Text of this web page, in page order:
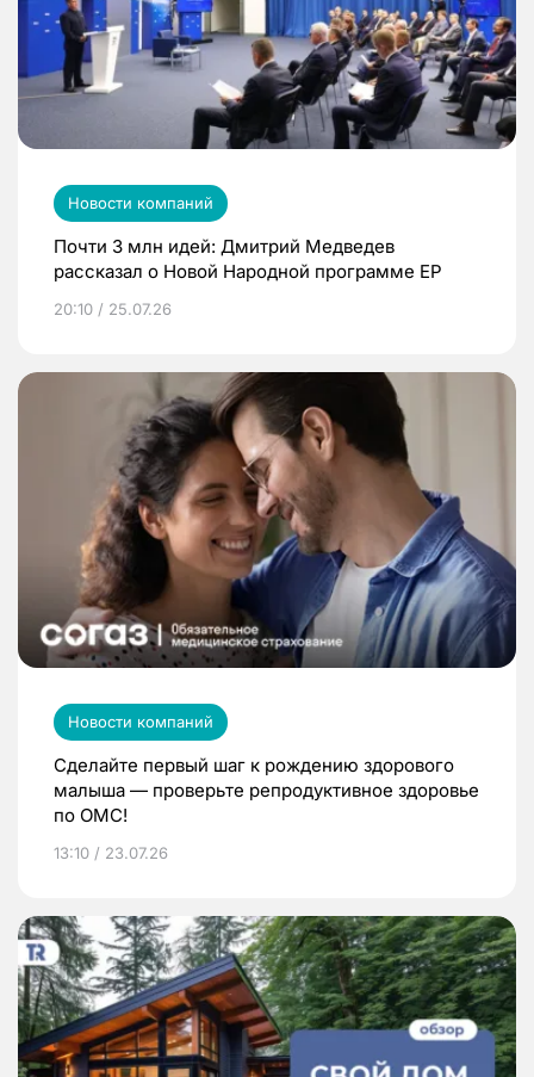
Новости компаний
Почти 3 млн идей: Дмитрий Медведев
рассказал о Новой Народной программе ЕР
20:10 / 25.07.26
Новости компаний
Сделайте первый шаг к рождению здорового
малыша — проверьте репродуктивное здоровье
по ОМС!
13:10 / 23.07.26